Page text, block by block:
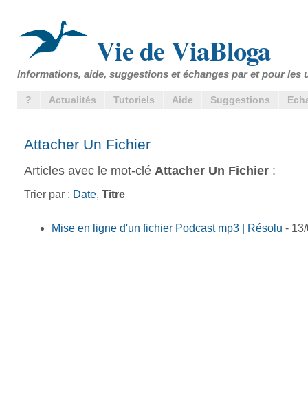
Vie de ViaBloga
Informations, aide, suggestions et échanges par et pour les
? Actualités Tutoriels Aide Suggestions
Attacher Un Fichier
Articles avec le mot-clé Attacher Un Fichier :
Trier par : Date, Titre
Mise en ligne d'un fichier Podcast mp3 | Résolu -